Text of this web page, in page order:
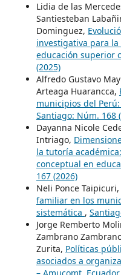
Lidia de las
Santiesteban
Dominguez,
investigativa para
educación superior
(2025)
Alfredo Gustavo
Arteaga Huarancca,
municipios del
Santiago: Núm. 168
Dayanna Nicole
Intriago,
la tutoría
conceptual en
167 (2026)
Neli Ponce Taipicuri,
familiar en los
sistemática ,
Jorge Remberto
Zambrano
Zurita, Políticas
asociados a